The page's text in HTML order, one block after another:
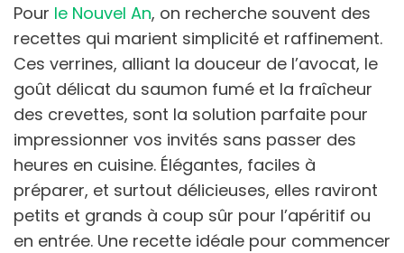
Pour le Nouvel An, on recherche souvent des
recettes qui marient simplicité et raffinement.
Ces verrines, alliant la douceur de l’avocat, le
goût délicat du saumon fumé et la fraîcheur
des crevettes, sont la solution parfaite pour
impressionner vos invités sans passer des
heures en cuisine. Élégantes, faciles à
préparer, et surtout délicieuses, elles raviront
petits et grands à coup sûr pour l’apéritif ou
en entrée. Une recette idéale pour commencer